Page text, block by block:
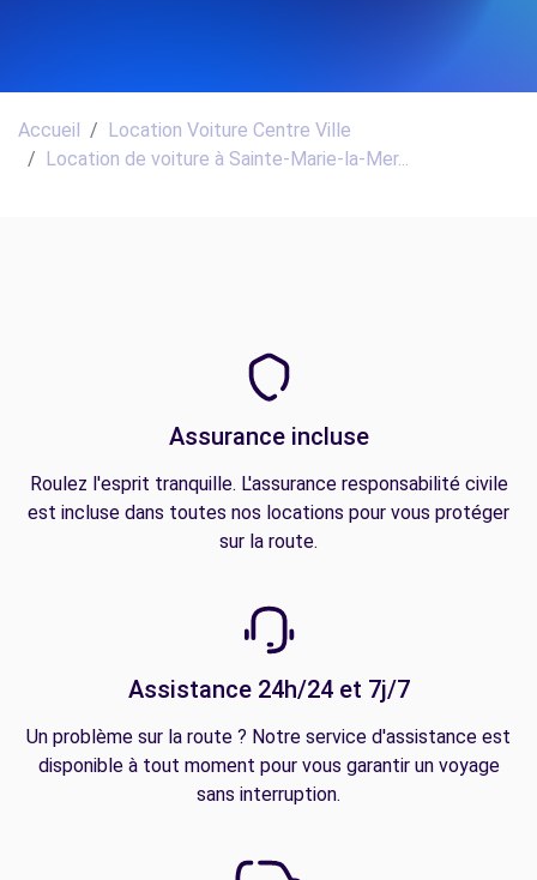
Accueil
Location Voiture Centre Ville
Location de voiture à Sainte-Marie-la-Mer...
Assurance incluse
Roulez l'esprit tranquille. L'assurance responsabilité civile
est incluse dans toutes nos locations pour vous protéger
sur la route.
Assistance 24h/24 et 7j/7
Un problème sur la route ? Notre service d'assistance est
disponible à tout moment pour vous garantir un voyage
sans interruption.